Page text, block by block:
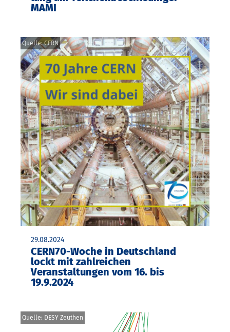
MAMI
Quelle: CERN
29.08.2024
CERN70-Woche in Deutschland
lockt mit zahlreichen
Veranstaltungen vom 16. bis
19.9.2024
Quelle: DESY Zeuthen